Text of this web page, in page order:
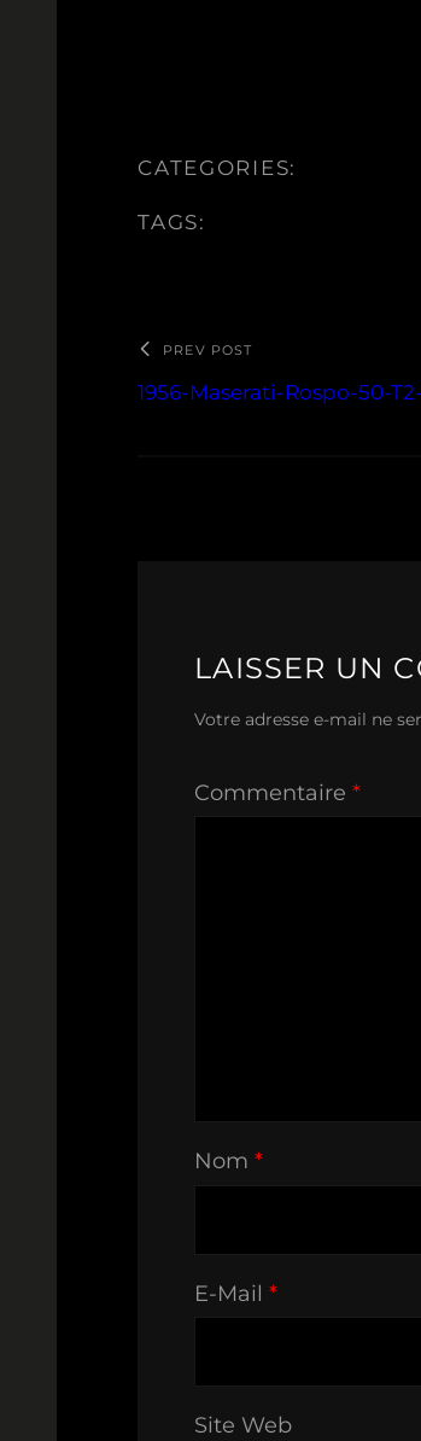
CATEGORIES:
TAGS:
PREV POST
1956-Maserati-Rospo-50-T2-
LAISSER UN
Votre adresse e-mail ne
Commentaire*
Nom*
E-Mail*
Site Web